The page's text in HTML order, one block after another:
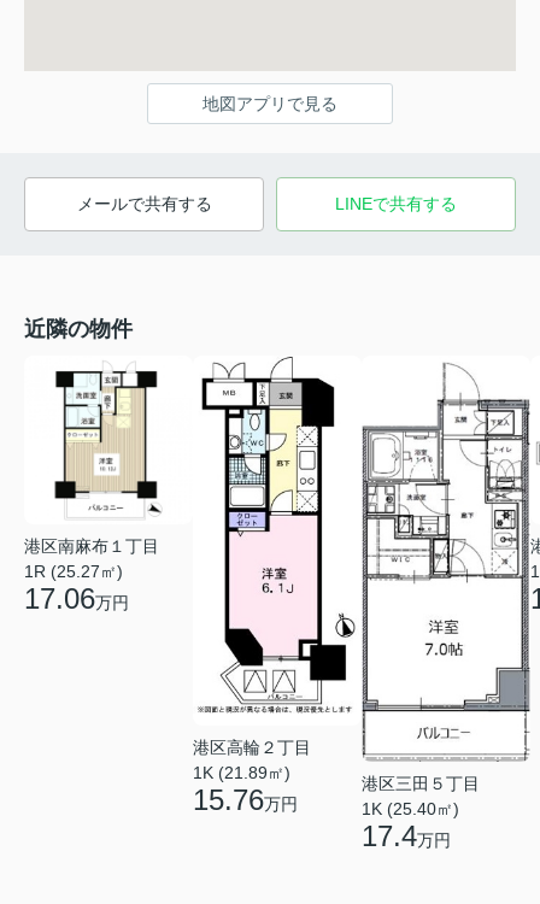
地図アプリで見る
メールで共有する LINEで共有する
近隣の物件
港区南麻布１丁目
1R (25.27㎡)
17.06万円
港区高輪２丁目
1K (21.89㎡)
15.76万円
港区三田５丁目
1K (25.40㎡)
17.4万円